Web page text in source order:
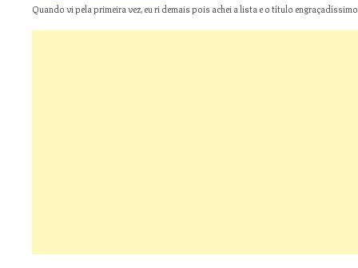
Quando vi pela primeira vez, eu ri demais pois achei a lista e o título